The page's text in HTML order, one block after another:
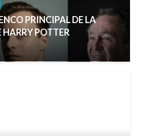
PRINCIPAL DE LA
HARRY POTTER